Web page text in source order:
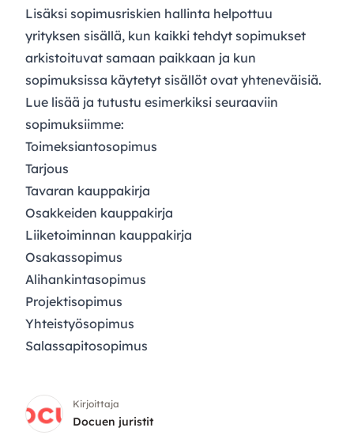
Lisäksi sopimusriskien hallinta helpottuu
yrityksen sisällä, kun kaikki tehdyt sopimukset
arkistoituvat samaan paikkaan ja kun
sopimuksissa käytetyt sisällöt ovat yhteneväisiä.
Lue lisää ja tutustu esimerkiksi seuraaviin
sopimuksiimme:
Toimeksiantosopimus
Tarjous
Tavaran kauppakirja
Osakkeiden kauppakirja
Liiketoiminnan kauppakirja
Osakassopimus
Alihankintasopimus
Projektisopimus
Yhteistyösopimus
Salassapitosopimus
Kirjoittaja
Docuen juristit